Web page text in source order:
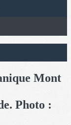
Mont
Photo :